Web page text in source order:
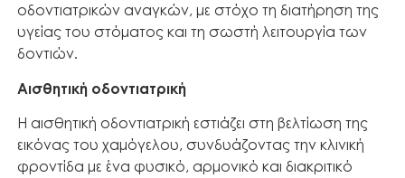
οδοντιατρικών αναγκών, με στόχο τη διατήρηση της
υγείας του στόματος και τη σωστή λειτουργία των
δοντιών.
Αισθητική οδοντιατρική
Η αισθητική οδοντιατρική εστιάζει στη βελτίωση της
εικόνας του χαμόγελου, συνδυάζοντας την κλινική
φροντίδα με ένα φυσικό, αρμονικό και διακριτικό